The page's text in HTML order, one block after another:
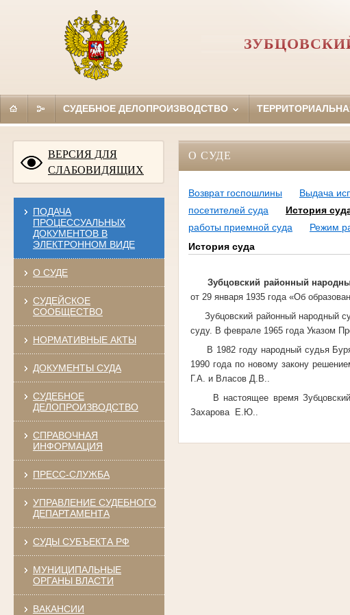
СУДЕБНОЕ ДЕЛОПРОИЗВОДСТВО
ВЕРСИЯ ДЛЯ
СЛАБОВИДЯЩИХ
ПОДАЧА
ПРОЦЕССУАЛЬНЫХ
ДОКУМЕНТОВ В
ЭЛЕКТРОННОМ ВИДЕ
О СУДЕ
СУДЕЙСКОЕ
СООБЩЕСТВО
НОРМАТИВНЫЕ АКТЫ
ДОКУМЕНТЫ СУДА
СУДЕБНОЕ
ДЕЛОПРОИЗВОДСТВО
СПРАВОЧНАЯ
ИНФОРМАЦИЯ
ПРЕСС-СЛУЖБА
УПРАВЛЕНИЕ СУДЕБНОГО
ДЕПАРТАМЕНТА
СУДЫ СУБЪЕКТА РФ
МУНИЦИПАЛЬНЫЕ
ОРГАНЫ ВЛАСТИ
ВАКАНСИИ
О СУДЕ
Возврат госпошлины Выдача
посетителей суда
История
работы приемной суда
Режим
История суда
Зубцовский районный
от 29 января 1935 года «Об
Зубцовский районный народный
суду. В феврале 1965 года Указом
В 1982 году народный судья
1990 года по новому закону
Г.А. и Власов Д.В..
В настоящее время Зубцовский
Захарова Е.Ю..